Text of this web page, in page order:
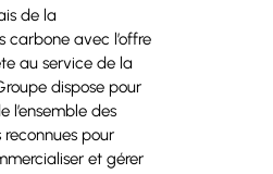
de la
avec l’offre
au service de la
dispose pour
l’ensemble des
pour
et gérer